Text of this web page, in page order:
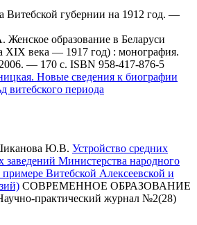
Витебской губернии на 1912 год. —
образование в Беларуси
XIX века — 1917 год) : монография.
— 170 с. ISBN 958-417-876-5
Новые сведения к биографии
витебского периода
Ю.В. Устройство средних
заведений Министерства народного
Витебской Алексеевской и
СОВРЕМЕННОЕ ОБРАЗОВАНИЕ
практический журнал №2(28)